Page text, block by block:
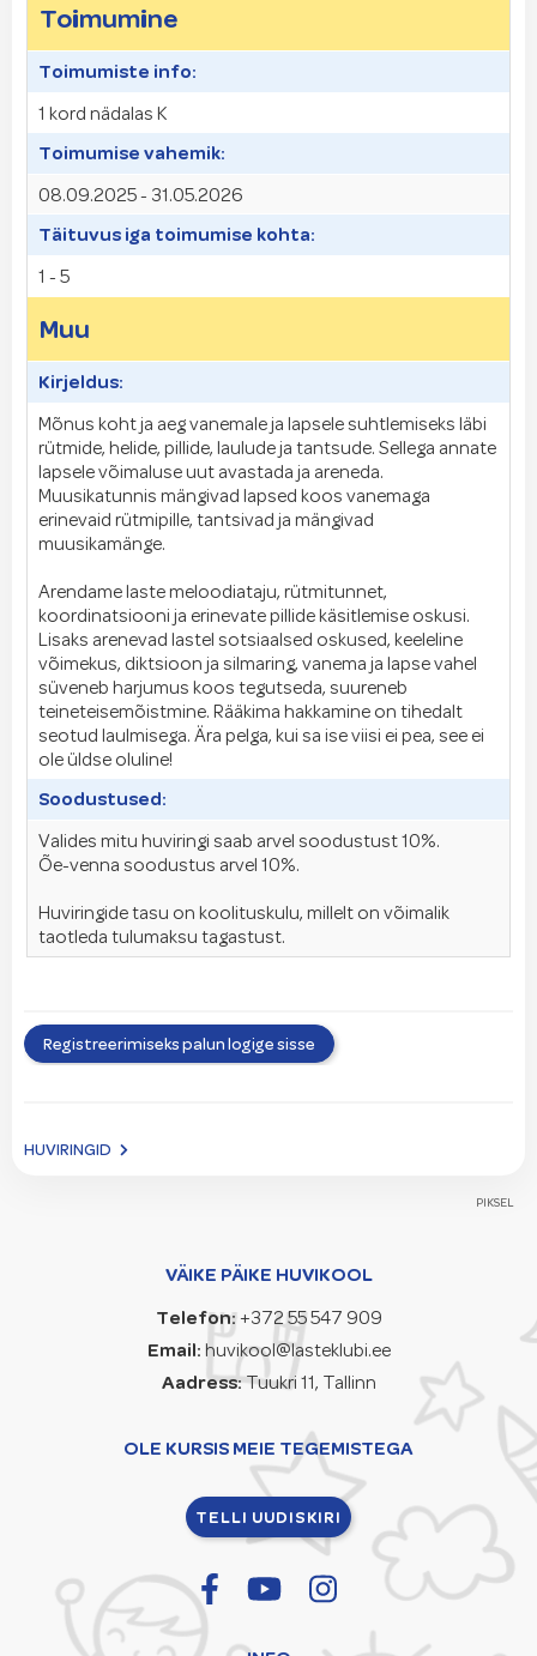
Toimumine
Toimumiste info:
1 kord nädalas K
Toimumise vahemik:
08.09.2025 - 31.05.2026
Täituvus iga toimumise kohta:
1 - 5
Muu
Kirjeldus:
Mõnus koht ja aeg vanemale ja lapsele suhtlemiseks läbi
rütmide, helide, pillide, laulude ja tantsude. Sellega annate
lapsele võimaluse uut avastada ja areneda.
Muusikatunnis mängivad lapsed koos vanemaga
erinevaid rütmipille, tantsivad ja mängivad
muusikamänge.
Arendame laste meloodiataju, rütmitunnet,
koordinatsiooni ja erinevate pillide käsitlemise oskusi.
Lisaks arenevad lastel sotsiaalsed oskused, keeleline
võimekus, diktsioon ja silmaring, vanema ja lapse vahel
süveneb harjumus koos tegutseda, suureneb
teineteisemõistmine. Rääkima hakkamine on tihedalt
seotud laulmisega. Ära pelga, kui sa ise viisi ei pea, see ei
ole üldse oluline!
Soodustused:
Valides mitu huviringi saab arvel soodustust 10%.
Õe-venna soodustus arvel 10%.
Huviringide tasu on koolituskulu, millelt on võimalik
taotleda tulumaksu tagastust.
Registreerimiseks palun logige sisse
HUVIRINGID
PIKSEL
VÄIKE PÄIKE HUVIKOOL
Telefon:+372 55 547 909
Email: huvikool@lasteklubi.ee
Aadress:Tuukri 11, Tallinn
OLE KURSIS MEIE TEGEMISTEGA
TELLI UUDISKIRI